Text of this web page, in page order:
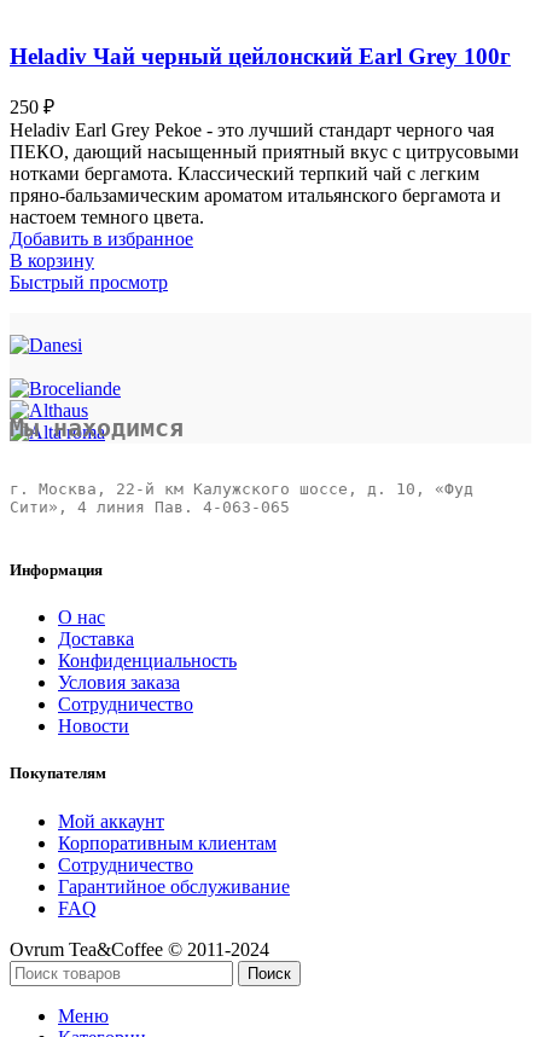
Heladiv Чай черный цейлонский Earl Grey 100г
250 ₽
Heladiv Earl Grey Pekoe - это лучший стандарт черного чая
ПЕКО, дающий насыщенный приятный вкус с цитрусовыми
нотками бергамота. Классический терпкий чай с легким
пряно-бальзамическим ароматом итальянского бергамота и
настоем темного цвета.
Добавить в избранное
В корзину
Быстрый просмотр
Мы находимся
г. Москва, 22-й км Калужского шоссе, д. 10, «Фуд
Сити», 4 линия Пав. 4-063-065
Информация
О нас
Доставка
Конфиденциальность
Условия заказа
Сотрудничество
Новости
Покупателям
Мой аккаунт
Корпоративным клиентам
Сотрудничество
Гарантийное обслуживание
FAQ
Ovrum Tea&Coffee © 2011-2024
Поиск
Меню